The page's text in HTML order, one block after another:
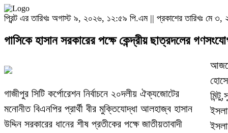
প্রিন্ট এর তারিখঃ অগাস্ট ৯, ২০২৬, ১২:৫৯ পি.এম || প্রকাশের তারিখঃ মে
গাসিকে হাসান সরকারের পক্ষে কেন্দ্রীয় ছাত্রদলের
গাজীপুর সিটি কর্পোরেশন নির্বাচনে ২০দলীয় ঐক্যজোটের
মনোনীত বিএনপির প্রার্থী বীর মুক্তিযোদ্ধা আলহাজ্ব হাসান
উদ্দিন সরকারের ধানের শীষ প্রতীকের পক্ষে জাতীয়তাবাদী